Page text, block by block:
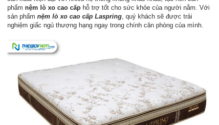
phẩm nệm lò xo cao cấp hỗ trợ tốt cho sức khỏe của người nằm. Với
sản phẩm nệm lò xo cao cấp Laspring, quý khách sẽ được trải
nghiệm giấc ngủ thượng hạng ngay trong chính căn phòng của mình.